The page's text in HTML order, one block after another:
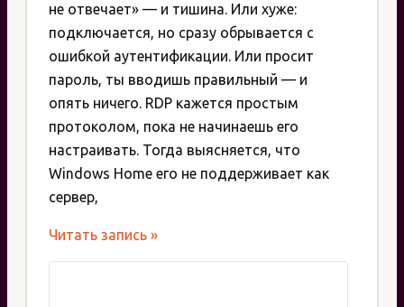
не отвечает» — и тишина. Или хуже:
подключается, но сразу обрывается с
ошибкой аутентификации. Или просит
пароль, ты вводишь правильный — и
опять ничего. RDP кажется простым
протоколом, пока не начинаешь его
настраивать. Тогда выясняется, что
Windows Home его не поддерживает как
сервер,
Настройка
RDP:
Читать запись »